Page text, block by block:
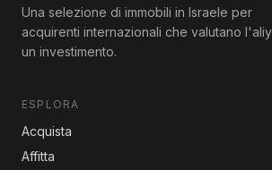
Una selezione di immobili in Israele per
acquirenti internazionali che valutano
un investimento.
ESPLORA
Acquista
Affitta